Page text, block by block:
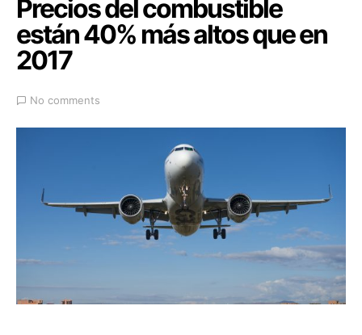
Precios del combustible
están 40% más altos que en
2017
No comments